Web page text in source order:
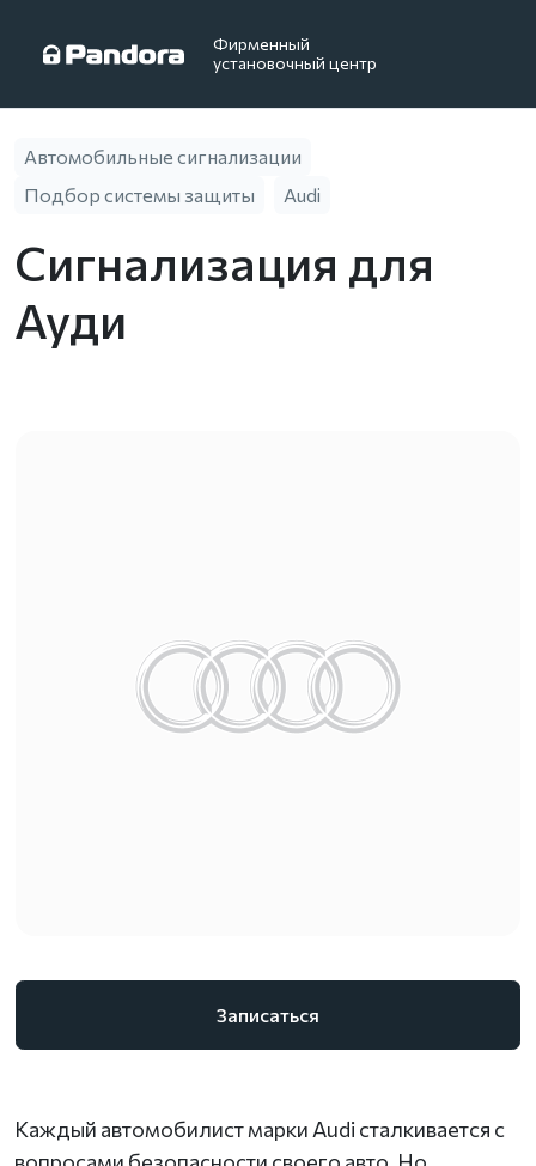
Фирменный
установочный центр
Автомобильные сигнализации
Подбор системы защиты
Audi
Сигнализация для
Ауди
Записаться
Каждый автомобилист марки Audi сталкивается с